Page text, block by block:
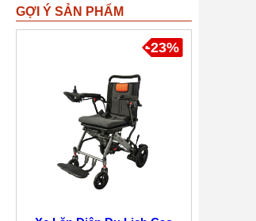
GỢI Ý SẢN PHẨM
-23%